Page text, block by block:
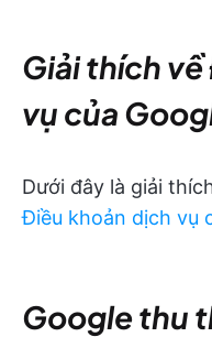
Giải thích
vụ của
Dưới đây là giải
Điều khoản dịch vụ
Google thu